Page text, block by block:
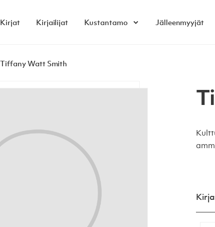
Kirjat Kirjailijat Kustantamo Open child menu
Jälleenmyyjät
Tiffany Watt Smith